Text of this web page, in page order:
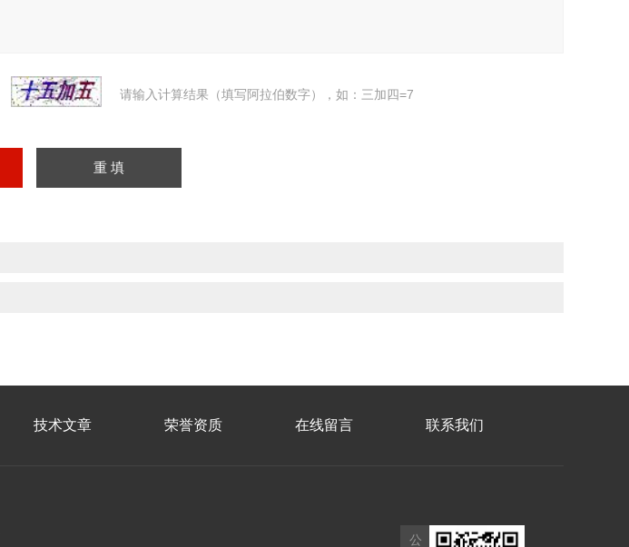
请输入计算结果（填写阿拉伯数字），如：三加四=7
技术文章 荣誉资质 在线留言 联系我们
公